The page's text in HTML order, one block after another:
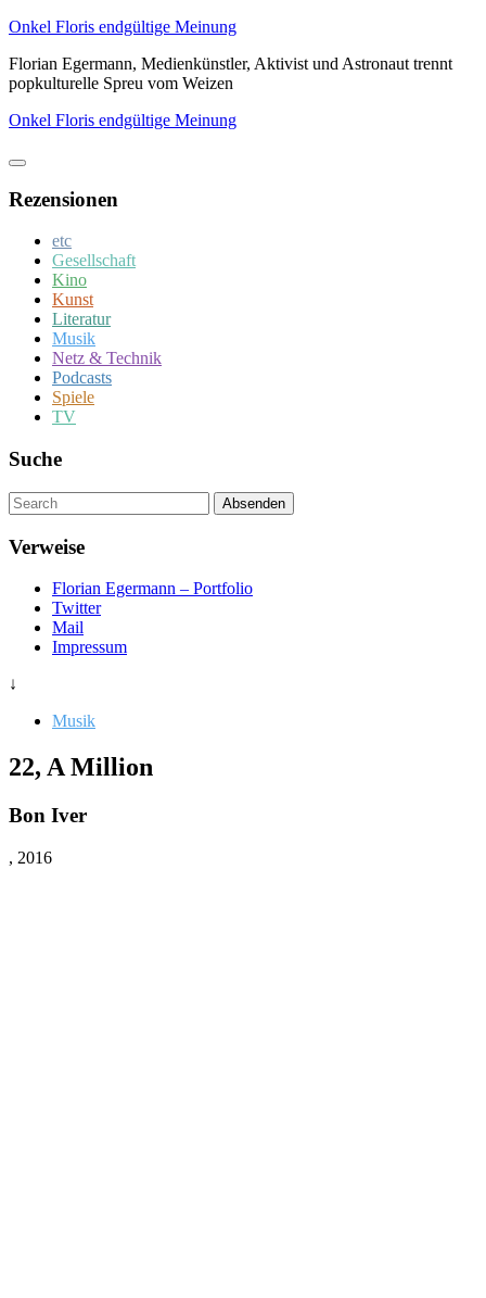
Zum
springen
Onkel Floris endgültige Meinung
Florian Egermann, Medienkünstler, Aktivist und Astronaut trennt
popkulturelle Spreu vom Weizen
Onkel Floris endgültige Meinung
Rezensionen
etc
Gesellschaft
Kino
Kunst
Literatur
Musik
Netz & Technik
Podcasts
Spiele
TV
Suche
Um
diese
Seite
zu
suchen,
geben
einen
Suchbegriff
ein
Absenden
Verweise
Florian Egermann – Portfolio
Twitter
Mail
Impressum
↓
Musik
22, A Million
Bon Iver
, 2016